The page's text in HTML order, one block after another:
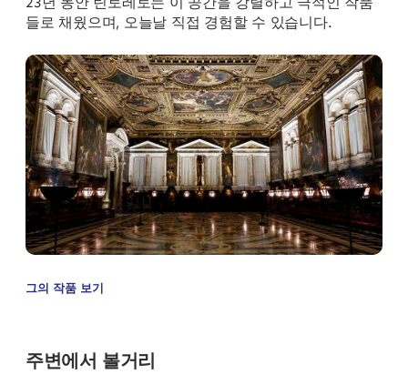
들로 채웠으며, 오늘날 직접 경험할 수 있습니다.
그의 작품 보기
주변에서 볼거리